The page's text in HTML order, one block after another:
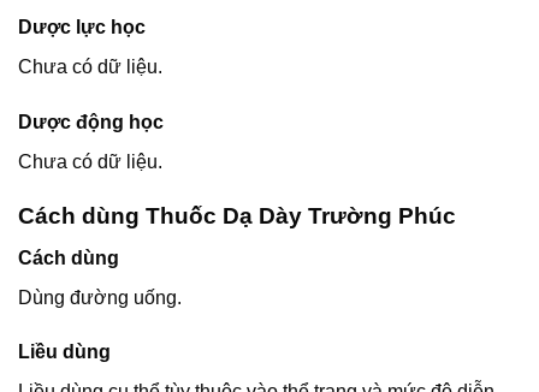
Dược lực học
Chưa có dữ liệu.
Dược động học
Chưa có dữ liệu.
Cách dùng Thuốc Dạ Dày Trường Phúc
Cách dùng
Dùng đường uống.
Liều dùng